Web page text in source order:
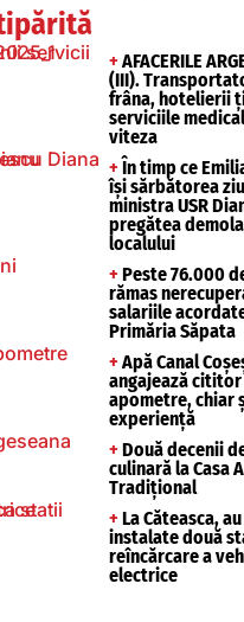
+ AFACERILE
(III).
frâna, hotelierii
serviciile
viteza
+ În timp ce
își sărbătorea
ministra USR
pregătea
localului
+ Peste 76.000
rămas
salariile
Primăria Săpata
+ Apă Canal
angajează
apometre, chiar
experiență
+ Două decenii
culinară la Casa
Tradițional
+ La Căteasca,
instalate două
reîncărcare a
electrice